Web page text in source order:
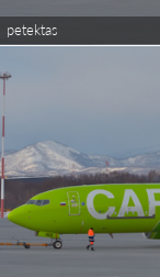
petektas